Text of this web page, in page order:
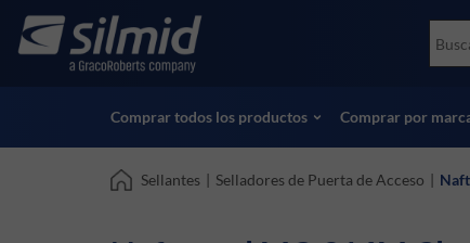
main
Accessories
Ensayos no destructivos (NDT)
Ver todos los productos
Comprar todos los productos Comprar por
Sellantes | Selladores de Puerta de Acceso |